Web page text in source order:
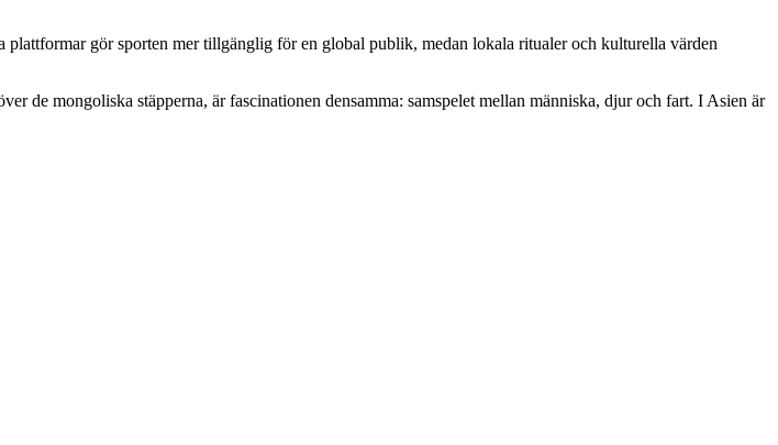
gör sporten mer tillgänglig för en global publik, medan lokala ritualer och kulturella värden
de mongoliska stäpperna, är fascinationen densamma: samspelet mellan människa, djur och fart. I Asien är